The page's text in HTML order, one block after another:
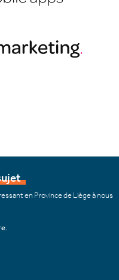
en Province de Liège à nous